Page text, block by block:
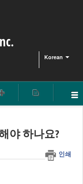
Korean
야 하나요?
인쇄